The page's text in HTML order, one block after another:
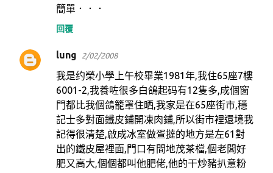
簡單．．．
回覆
lung 2/02/2008
我是约榮小學上午校畢業1981年,我住65座7樓
6001-2,我養咗很多白鴿起码有12隻多,成個窗
門都比我個鴿籠罩住晒,我家是在65座街市,穩
記士多對面鐵皮鋪開凍肉鋪,所以街市裡還境我
記得很清楚,啟成冰室做疍撻的地方是左61對
出的鐵皮屋裡面,門口有間地茂茶檔,個老闆好
肥又高大,個個都叫他肥佬,他的干炒豬扒意粉